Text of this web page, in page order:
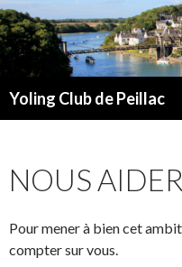
Yoling Club de Peillac
NOUS AIDER
Pour mener à bien cet
compter sur vous.